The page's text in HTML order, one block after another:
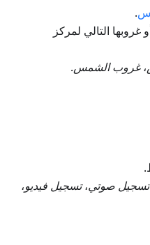
.
التالي لمركز
،غروب الشمس.
تسجيل صوتي،تسجيل فيديو،